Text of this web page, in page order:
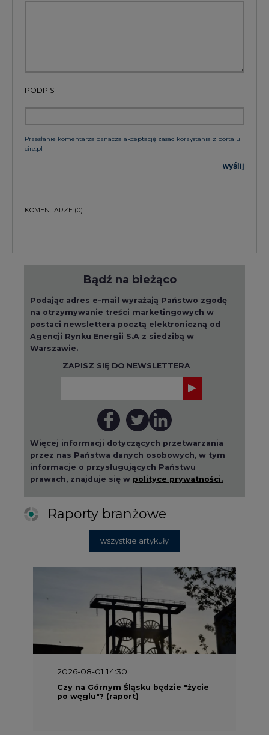
PODPIS
Przesłanie komentarza oznacza akceptację zasad korzystania z portalu
cire.pl
wyślij
KOMENTARZE (0)
Bądź na bieżąco
Podając adres e-mail wyrażają Państwo zgodę
na otrzymywanie treści marketingowych w
postaci newslettera pocztą elektroniczną od
Agencji Rynku Energii S.A z siedzibą w
Warszawie.
ZAPISZ SIĘ DO NEWSLETTERA
Więcej informacji dotyczących przetwarzania
przez nas Państwa danych osobowych, w tym
informacje o przysługujących Państwu
prawach, znajduje się w polityce prywatności.
Raporty branżowe
wszystkie artykuły
2026-08-01 14:30
Czy na Górnym Śląsku będzie "życie
po węglu"? (raport)